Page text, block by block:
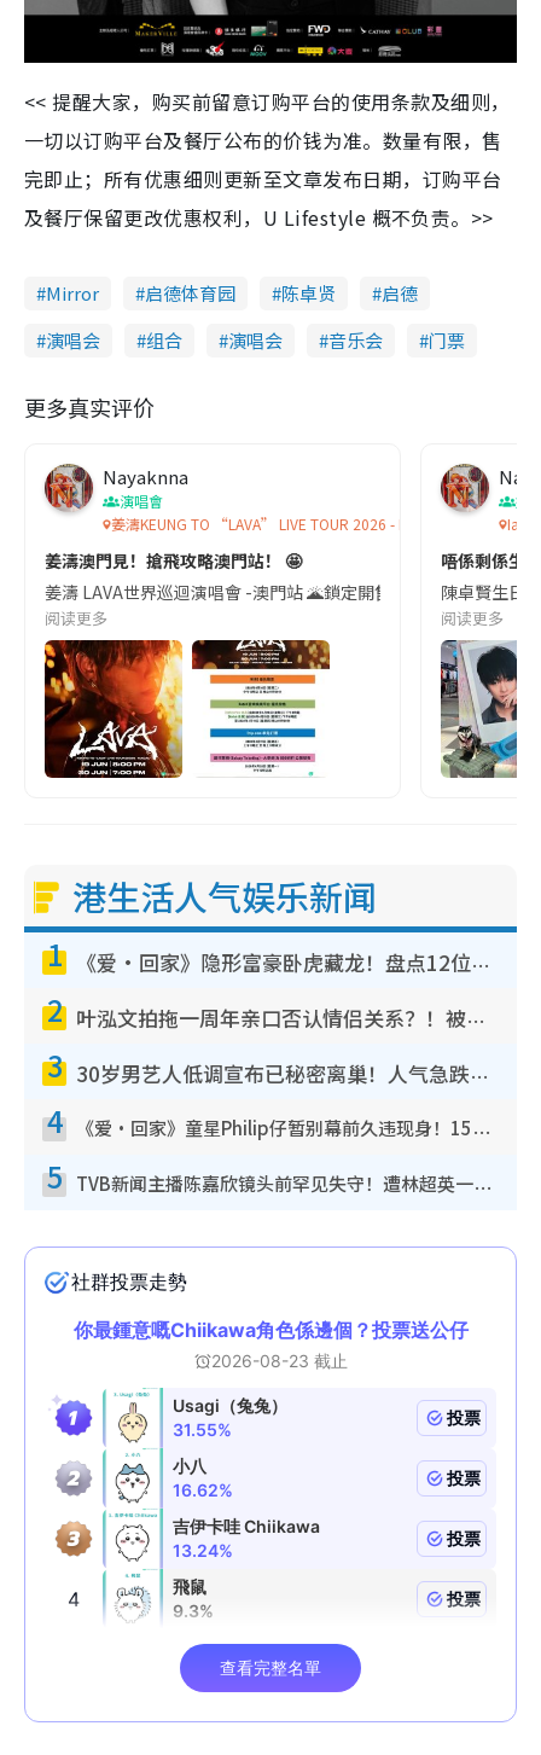
<< 提醒大家，购买前留意订购平台的使用条款及细则，
一切以订购平台及餐厅公布的价钱为准。数量有限，售
完即止；所有优惠细则更新至文章发布日期，订购平台
及餐厅保留更改优惠权利，U Lifestyle 概不负责。>>
Mirror 启德体育园 陈卓贤
启德
演唱会
组合 演唱会 音乐会 门票
更多真实评价
Nayaknna
演唱會
姜濤KEUNG TO “LAVA” LIVE TOUR 2026 - MACAU
姜濤澳門見！搶飛攻略澳門站！ 🤩
姜濤 LAVA世界巡迴演唱會 -澳門站 🌋鎖定開售時間|《LAVA》
阅读更多
娛
Ian
唔係剩係生
陳卓賢生日
阅读更多
港生活人气娱乐新闻
1 《爱·回家》隐形富豪卧虎藏龙！盘点12位财气逼人的有钱艺人：这位美女3亿身家不愁做
2 叶泓文拍拖一周年亲口否认情侣关系？！被质疑感情造假竟称GM“普通同事”
3 30岁男艺人低调宣布已秘密离巢！人气急跌变失踪人口：“这几年过得并不容易”
4 《爱·回家》童星Philip仔暂别幕前久违现身！15岁近况暴风成长长高变帅气少年
5 TVB新闻主播陈嘉欣镜头前罕见失守！遭林超英一句话突袭吓坏当场大笑